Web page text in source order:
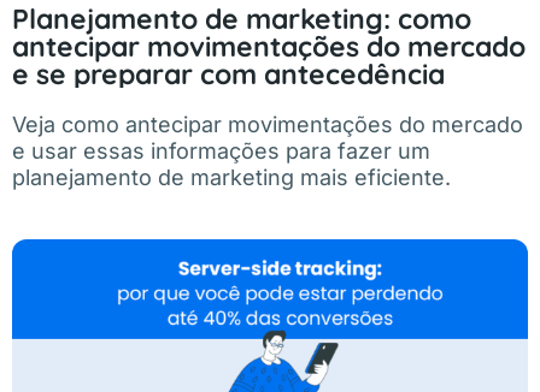
Planejamento de marketing: como
antecipar movimentações do mercado
e se preparar com antecedência
Veja como antecipar movimentações do mercado
e usar essas informações para fazer um
planejamento de marketing mais eficiente.